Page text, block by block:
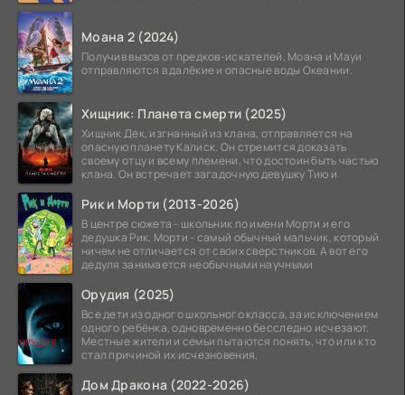
Моана 2 (2024)
Получив вызов от предков-искателей, Моана и Мауи
отправляются в далёкие и опасные воды Океании.
Хищник: Планета смерти (2025)
Хищник Дек, изгнанный из клана, отправляется на
опасную планету Калиск. Он стремится доказать
своему отцу и всему племени, что достоин быть частью
клана. Он встречает загадочную девушку Тию и
Рик и Морти (2013-2026)
В центре сюжета - школьник по имени Морти и его
дедушка Рик. Морти - самый обычный мальчик, который
ничем не отличается от своих сверстников. А вот его
дедуля занимается необычными научными
Орудия (2025)
Все дети из одного школьного класса, за исключением
одного ребёнка, одновременно бесследно исчезают.
Местные жители и семьи пытаются понять, что или кто
стал причиной их исчезновения.
Дом Дракона (2022-2026)